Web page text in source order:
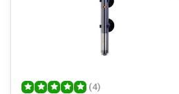
(4)